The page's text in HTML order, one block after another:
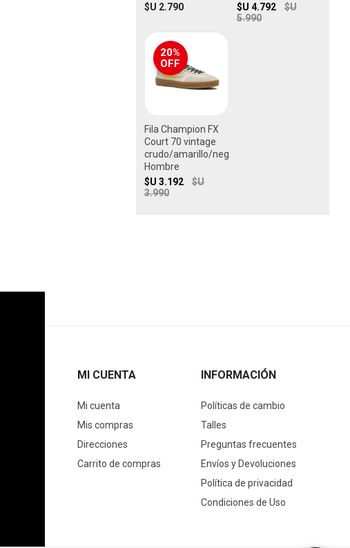
$U 2.790
$U 4.792
$U
5.990
20%
OFF
Fila Champion FX
Court 70 vintage
crudo/amarillo/negro
Hombre
$U 3.192
$U
3.990
MI CUENTA
Mi cuenta
Mis compras
Direcciones
Carrito de compras
INFORMACIÓN
Políticas de cambio
Talles
Preguntas frecuentes
Envíos y Devoluciones
Política de privacidad
Condiciones de Uso